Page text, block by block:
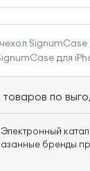
для
по
Электронный
бренды